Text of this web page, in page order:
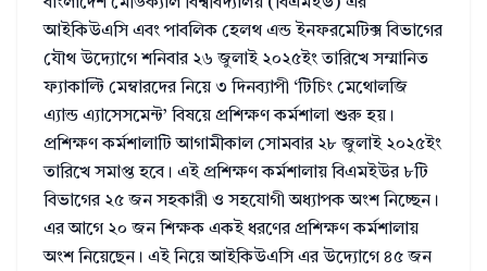
আইকিউএসি এবং পাবলিক হেলথ এন্ড ইনফরমেটিক্স বিভাগের
যৌথ উদ্যোগে শনিবার ২৬ জুলাই ২০২৫ইং তারিখে সম্মানিত
ফ্যাকাল্টি মেম্বারদের নিয়ে ৩ দিনব্যাপী ‘টিচিং মেথোলজি
এ্যান্ড এ্যাসেসমেন্ট’ বিষয়ে প্রশিক্ষণ কর্মশালা শুরু হয়।
প্রশিক্ষণ কর্মশালাটি আগামীকাল সোমবার ২৮ জুলাই ২০২৫ইং
তারিখে সমাপ্ত হবে। এই প্রশিক্ষণ কর্মশালায় বিএমইউর ৮টি
বিভাগের ২৫ জন সহকারী ও সহযোগী অধ্যাপক অংশ নিচ্ছেন।
এর আগে ২০ জন শিক্ষক একই ধরণের প্রশিক্ষণ কর্মশালায়
অংশ নিয়েছেন। এই নিয়ে আইকিউএসি এর উদ্যোগে ৪৫ জন